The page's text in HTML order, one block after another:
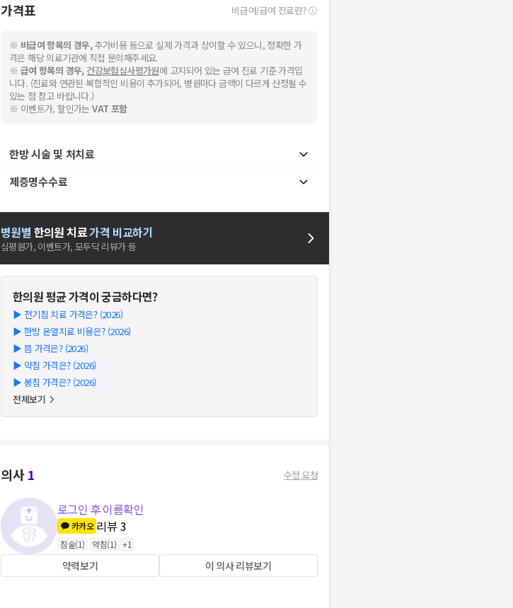
가격표 비급여/급여 진료란?
※ 비급여 항목의 경우,추가비용 등으로 실제 가격과 상이할 수 있으니, 정확한 가
격은 해당 의료기관에 직접 문의해주세요.
※ 급여 항목의 경우, 건강보험심사평가원에 고지되어 있는 급여 진료 기준 가격입
니다. (진료와 연관된 복합적인 비용이 추가되어, 병원마다 금액이 다르게 산정될 수
있는 점 참고 바랍니다.)
※ 이벤트가, 할인가는VAT 포함
한방 시술 및 처치료
제증명수수료
병원별 한의원치료가격 비교하기
심평원가, 이벤트가, 모두닥 리뷰가 등
한의원평균 가격이 궁금하다면?
▶ 전기침 치료 가격은? (2026)
▶ 한방 온열치료 비용은? (2026)
▶ 뜸 가격은? (2026)
▶ 약침 가격은? (2026)
▶ 봉침 가격은? (2026)
전체보기
의사1 수정 요청
로그인 후 이름확인
카카오 리뷰3
침술(1) 약침(1) +1
약력보기 이 의사 리뷰보기